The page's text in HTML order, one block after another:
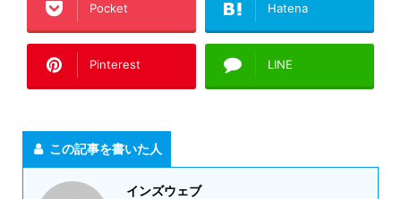
Pocket Hatena
Pinterest LINE
この記事を書いた人
インズウェブ